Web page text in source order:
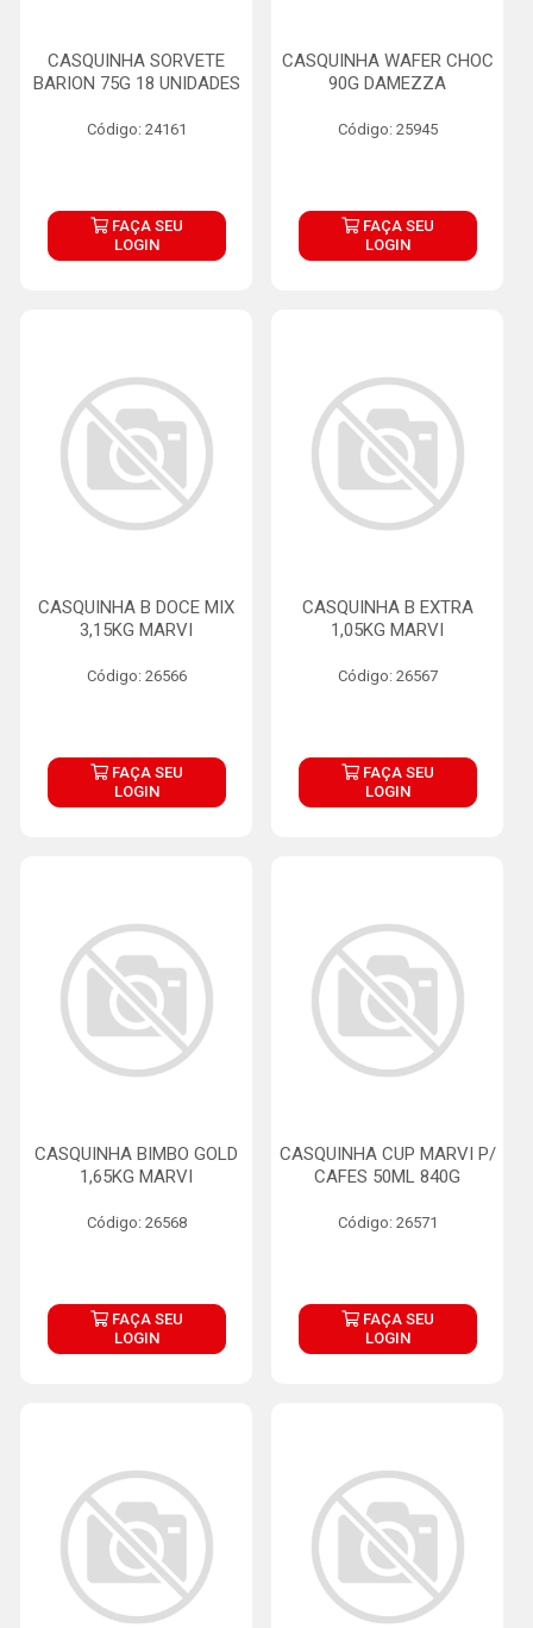
CASQUINHA SORVETE
BARION 75G 18 UNIDADES
Código: 24161
FAÇA SEU
LOGIN
CASQUINHA WAFER CHOC
90G DAMEZZA
Código: 25945
FAÇA SEU
LOGIN
CASQUINHA B DOCE MIX
3,15KG MARVI
Código: 26566
FAÇA SEU
LOGIN
CASQUINHA B EXTRA
1,05KG MARVI
Código: 26567
FAÇA SEU
LOGIN
CASQUINHA BIMBO GOLD
1,65KG MARVI
Código: 26568
FAÇA SEU
LOGIN
CASQUINHA CUP MARVI P/
CAFES 50ML 840G
Código: 26571
FAÇA SEU
LOGIN